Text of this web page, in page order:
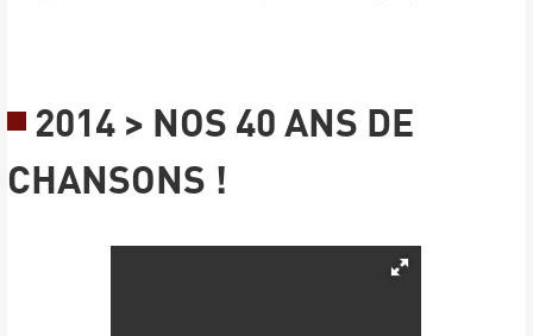
2014 > NOS 40 ANS DE
CHANSONS !